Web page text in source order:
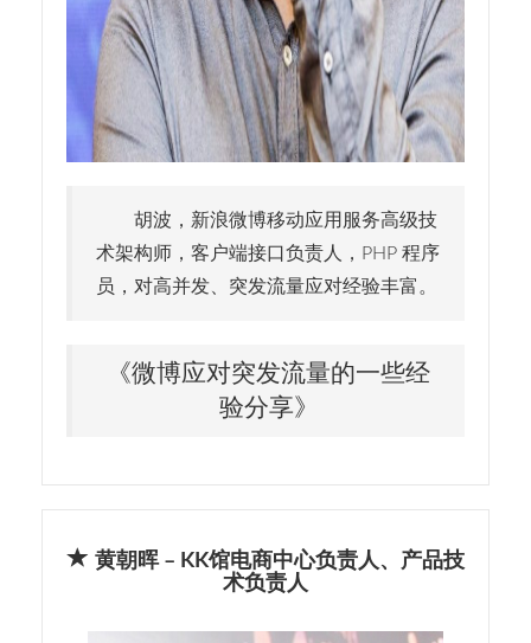
胡波，新浪微博移动应用服务高级技
术架构师，客户端接口负责人，PHP 程序
员，对高并发、突发流量应对经验丰富。
《微博应对突发流量的一些经
验分享》
黄朝晖 – KK馆电商中心负责人、产品技
术负责人